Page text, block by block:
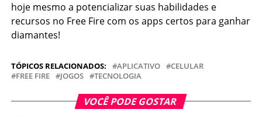
hoje mesmo a potencializar suas habilidades e
recursos no Free Fire com os apps certos para ganhar
diamantes!
TÓPICOS RELACIONADOS: APLICATIVO
CELULAR
FREE FIRE
JOGOS TECNOLOGIA
VOCÊ PODE GOSTAR